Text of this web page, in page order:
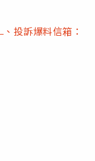
、投訴爆料信箱：